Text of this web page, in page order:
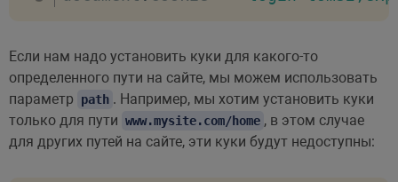
Если нам надо установить куки для какого-то
определенного пути на сайте, мы можем использовать
параметр
path . Например, мы хотим установить куки
только для пути www.mysite.com/home , в этом случае
для других путей на сайте, эти куки будут недоступны: